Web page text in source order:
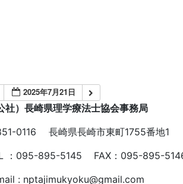
2025年7月21日
社）長崎県理学療法士協会事務局
0116 長崎県長崎市東町1755番地1
：095-895-5145 FAX：095-895-
: nptajimukyoku@gmail.com